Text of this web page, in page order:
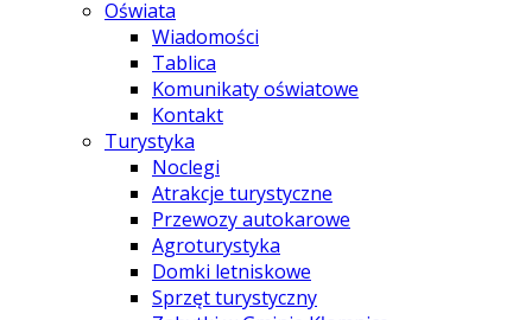
Oświata
Wiadomości
Tablica
Komunikaty oświatowe
Kontakt
Turystyka
Noclegi
Atrakcje turystyczne
Przewozy autokarowe
Agroturystyka
Domki letniskowe
Sprzęt turystyczny